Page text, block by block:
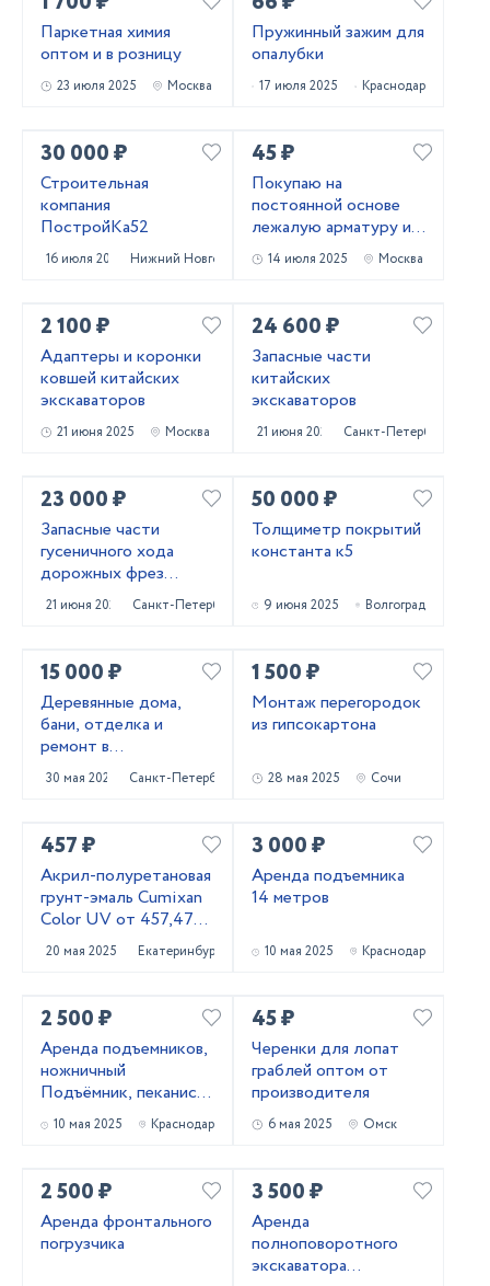
Паркетная химия
оптом и в розницу
23 июля 2025 Москва
Пружинный зажим для
опалубки
17 июля 2025 Краснодар
30 000 ₽
Строительная
компания
ПостройКа52
16 июля 2025 Нижний Новгород
45 ₽
Покупаю на
постоянной основе
лежалую арматуру и
металлопрокат!
Самовывоз
14 июля 2025 Москва
2 100 ₽
Адаптеры и коронки
ковшей китайских
экскаваторов
21 июня 2025 Москва
24 600 ₽
Запасные части
китайских
экскаваторов
21 июня 2025 Санкт-Петербург
23 000 ₽
Запасные части
гусеничного хода
дорожных фрез
Caterpillar PM620
21 июня 2025 Санкт-Петербург
50 000 ₽
Толщиметр покрытий
константа к5
9 июня 2025 Волгоград
15 000 ₽
Деревянные дома,
бани, отделка и
ремонт в
Приозерском и
Выборгском районах
30 мая 2025 Санкт-Петербург
1 500 ₽
Монтаж перегородок
из гипсокартона
28 мая 2025 Сочи
457 ₽
Акрил-полуретановая
грунт-эмаль Cumixan
Color UV от 457,47
рублей
20 мая 2025 Екатеринбург
3 000 ₽
Аренда подъемника
14 метров
10 мая 2025 Краснодар
2 500 ₽
Аренда подъемников,
ножничный
Подъёмник, пеканиска
в аренду
10 мая 2025 Краснодар
45 ₽
Черенки для лопат
граблей оптом от
производителя
6 мая 2025 Омск
2 500 ₽
Аренда фронтального
погрузчика
3 500 ₽
Аренда
полноповоротного
экскаватора